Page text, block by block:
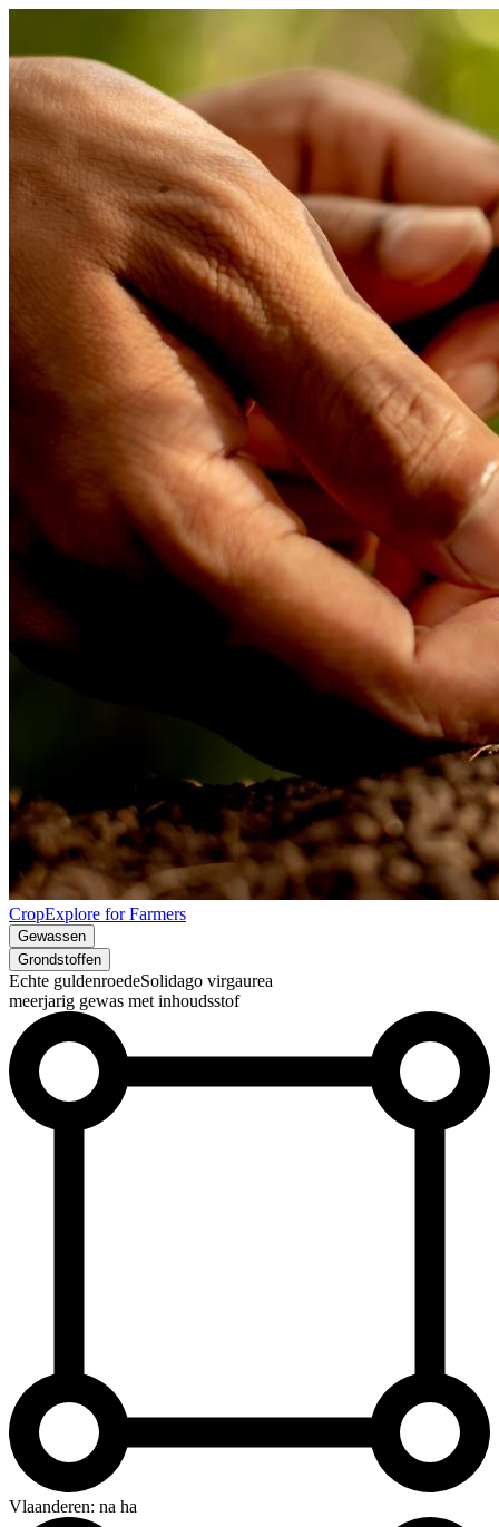
CropExplore for Farmers
Gewassen
Grondstoffen
Echte guldenroedeSolidago virgaurea
meerjarig gewas met inhoudsstof
Vlaanderen: na ha